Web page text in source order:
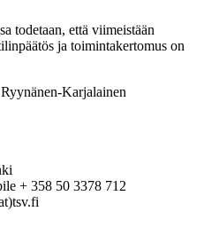
todetaan, että viimeistään
ja toimintakertomus on
Karjalainen
+ 358 50 3378 712